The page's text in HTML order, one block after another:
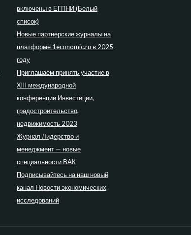
включены в ЕГПНИ (Белый
список)
Новые партнерские журналы на
платформе 1economic.ru в 2025
году
Приглашаем принять участие в
XIII международной
конференции Инвестиции,
градостроительство,
недвижимость 2023
Журнал Лидерство и
менеджмент — новые
специальности ВАК
Подписывайтесь на наш новый
канал Новости экономических
исследований